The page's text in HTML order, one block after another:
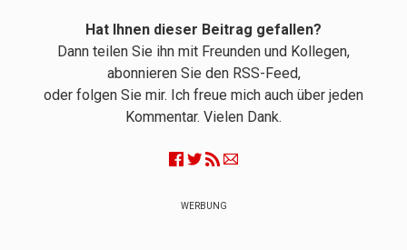
Hat Ihnen dieser Beitrag gefallen?
Dann teilen Sie ihn mit Freunden und Kollegen,
abonnieren Sie den RSS-Feed,
oder folgen Sie mir. Ich freue mich auch über jeden
Kommentar. Vielen Dank.
WERBUNG